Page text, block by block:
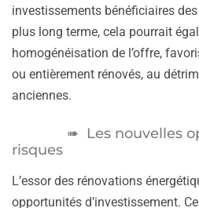
investissements bénéficiaires
plus long terme, cela pourrait
homogénéisation de l’offre,
ou entièrement rénovés, au
anciennes.
Les nouvelles
risques
L’essor des rénovations
opportunités d’investissement.